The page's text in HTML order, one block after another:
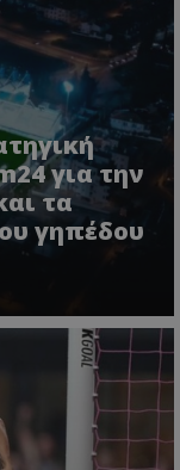
για την
τα
γηπέδου